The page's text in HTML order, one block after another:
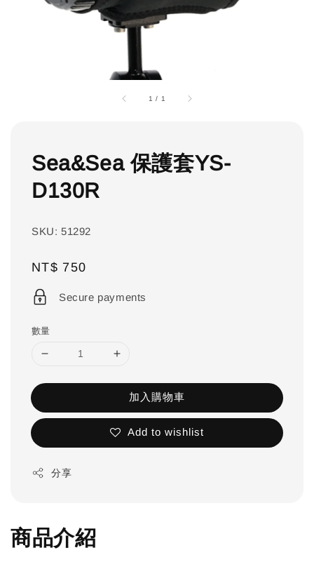
1 / 1
Sea&Sea 保護套YS-
D130R
SKU: 51292
Regular
price
NT$ 750
Secure payments
數量
加入購物車
Add to wishlist
分享
商品介紹